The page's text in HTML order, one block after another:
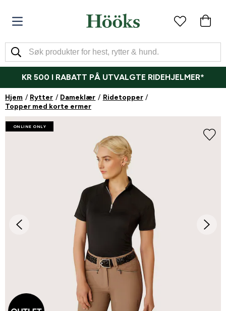
KR 500 I RABATT PÅ UTVALGTE RIDEHJELMER*
Hjem Rytter Dameklær
Ridetopper
Topper med korte ermer
ONLINE ONLY